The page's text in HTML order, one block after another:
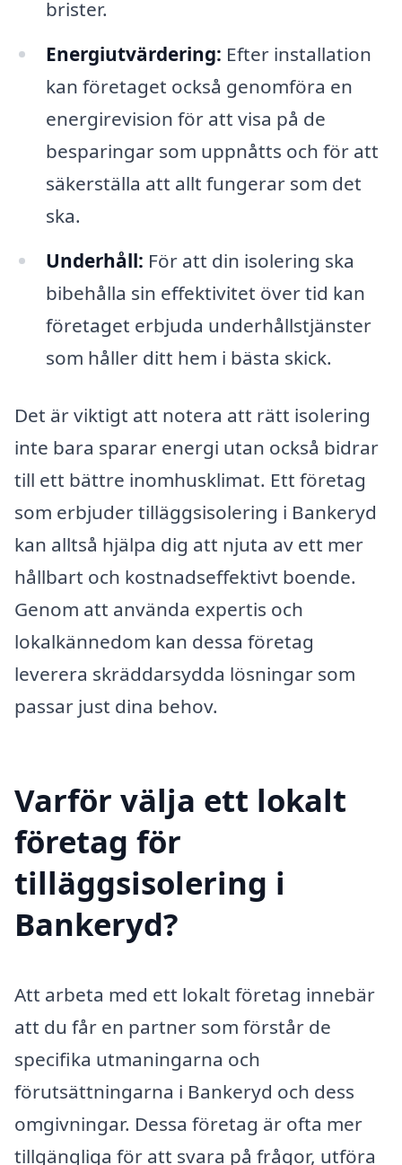
brister.
Energiutvärdering: Efter installation
kan företaget också genomföra en
energirevision för att visa på de
besparingar som uppnåtts och för att
säkerställa att allt fungerar som det
ska.
Underhåll: För att din isolering ska
bibehålla sin effektivitet över tid kan
företaget erbjuda underhållstjänster
som håller ditt hem i bästa skick.
Det är viktigt att notera att rätt isolering
inte bara sparar energi utan också bidrar
till ett bättre inomhusklimat. Ett företag
som erbjuder tilläggsisolering i Bankeryd
kan alltså hjälpa dig att njuta av ett mer
hållbart och kostnadseffektivt boende.
Genom att använda expertis och
lokalkännedom kan dessa företag
leverera skräddarsydda lösningar som
passar just dina behov.
Varför välja ett lokalt
företag för
tilläggsisolering i
Bankeryd?
Att arbeta med ett lokalt företag innebär
att du får en partner som förstår de
specifika utmaningarna och
förutsättningarna i Bankeryd och dess
omgivningar. Dessa företag är ofta mer
tillgängliga för att svara på frågor, utföra